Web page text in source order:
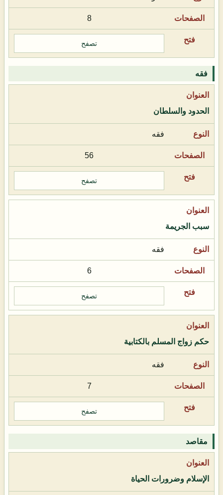
8
تصفح
فقه
الحدود والسلطان
فقه
56
تصفح
سبب الجريمة
فقه
6
تصفح
حكم زواج المسلم بالكتابية
فقه
7
تصفح
مقاصد
الإسلام وضرورات الحياة